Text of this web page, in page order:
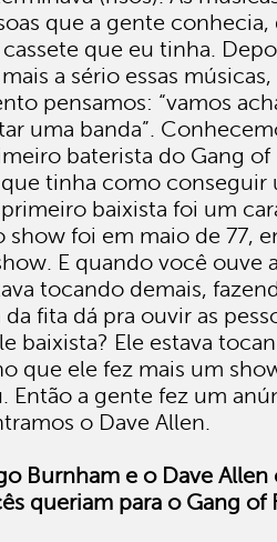
que a gente conhecia,
que eu tinha.
a sério essas
pensamos: “vamos
uma banda”.
baterista do Gang
tinha como conseguir
baixista foi um
foi em maio de 77,
E quando você ouve
tocando demais,
fita dá pra ouvir as
baixista? Ele estava
que ele fez mais um
Então a gente fez um
o Dave Allen.
Burnham e o Dave
queriam para o Gang of